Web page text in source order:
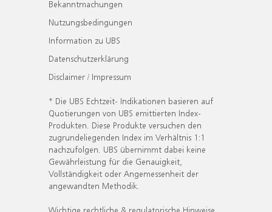
Bekanntmachungen
Nutzungsbedingungen
Information zu UBS
Datenschutzerklärung
Disclaimer / Impressum
* Die UBS Echtzeit- Indikationen basieren auf
Quotierungen von UBS emittierten Index-
Produkten. Diese Produkte versuchen den
zugrundeliegenden Index im Verhältnis 1:1
nachzufolgen. UBS übernimmt dabei keine
Gewährleistung für die Genauigkeit,
Vollständigkeit oder Angemessenheit der
angewandten Methodik.